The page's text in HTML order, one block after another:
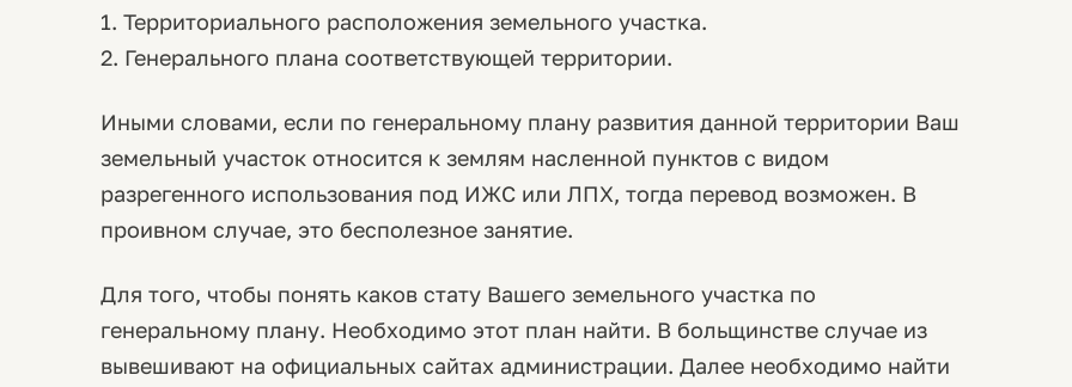
1. Территориального расположения земельного участка.
2. Генерального плана соответствующей территории.
Иными словами, если по генеральному плану развития данной территории Ваш
земельный участок относится к землям насленной пунктов с видом
разрегенного использования под ИЖС или ЛПХ, тогда перевод возможен. В
проивном случае, это бесполезное занятие.
Для того, чтобы понять каков стату Вашего земельного участка по
генеральному плану. Необходимо этот план найти. В больщинстве случае из
вывешивают на официальных сайтах администрации. Далее необходимо найти